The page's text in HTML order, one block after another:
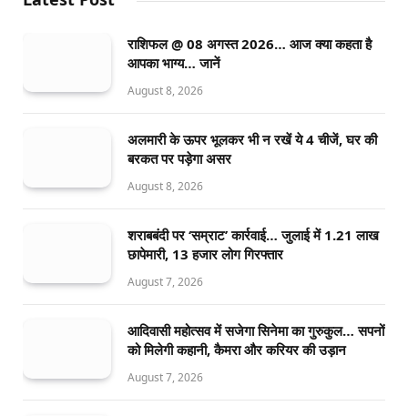
राशिफल @ 08 अगस्त 2026… आज क्या कहता है
आपका भाग्य… जानें
August 8, 2026
अलमारी के ऊपर भूलकर भी न रखें ये 4 चीजें, घर की
बरकत पर पड़ेगा असर
August 8, 2026
शराबबंदी पर ‘सम्राट’ कार्रवाई… जुलाई में 1.21 लाख
छापेमारी, 13 हजार लोग गिरफ्तार
August 7, 2026
आदिवासी महोत्सव में सजेगा सिनेमा का गुरुकुल… सपनों
को मिलेगी कहानी, कैमरा और करियर की उड़ान
August 7, 2026